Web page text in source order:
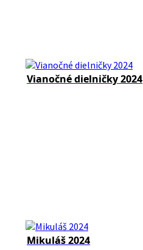
Vianočné dielničky 2024
Mikuláš 2024